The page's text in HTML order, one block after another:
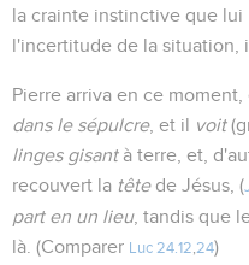
la crainte instinctive que
l'incertitude de la situation,
Pierre arriva en ce
dans le sépulcre, et il voit
linges gisantà terre, et,
recouvert la têtede Jésus, (
part en un lieu, tandis que
là. (Comparer
Luc 24.12 24)